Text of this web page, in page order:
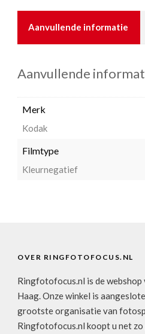
Aanvullende informatie
Aanvullende
Merk
Kodak
Filmtype
Kleurnegatief
OVER RINGFOTOFOCUS.NL
Ringfotofocus.nl is de
Haag. Onze winkel is
grootste organisatie van
Ringfotofocus.nl koopt u net zo